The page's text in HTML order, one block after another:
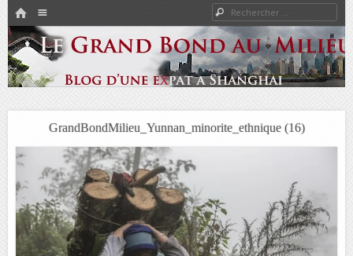
HOME
PASSER AU CONTENU
Rechercher
Le Grand Bond Au Milieu
Expat à Shanghai en famille – Vivre en Chine – Blog
GrandBondMilieu_Yunnan_minorite_ethnique (16)